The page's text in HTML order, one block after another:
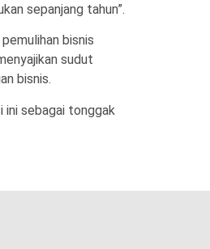
sepanjang tahun”.
bisnis
sudut
bisnis.
ini sebagai tonggak